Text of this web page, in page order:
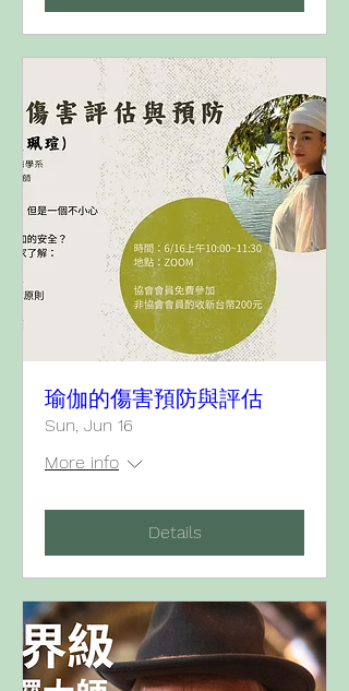
瑜伽的傷害預防與評估
Sun, Jun 16
More info
Details